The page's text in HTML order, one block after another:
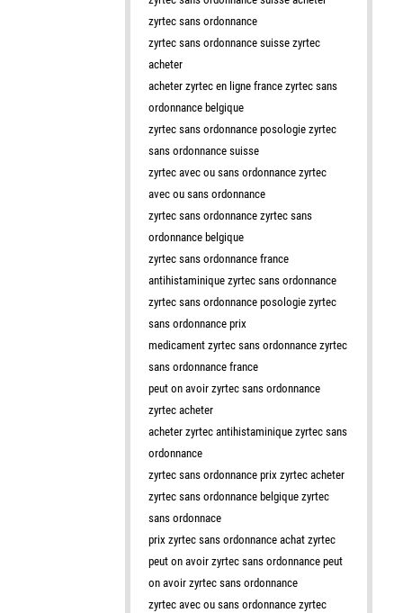
zyrtec sans ordonnance
zyrtec sans ordonnance suisse zyrtec
acheter
acheter zyrtec en ligne france zyrtec sans
ordonnance belgique
zyrtec sans ordonnance posologie zyrtec
sans ordonnance suisse
zyrtec avec ou sans ordonnance zyrtec
avec ou sans ordonnance
zyrtec sans ordonnance zyrtec sans
ordonnance belgique
zyrtec sans ordonnance france
antihistaminique zyrtec sans ordonnance
zyrtec sans ordonnance posologie zyrtec
sans ordonnance prix
medicament zyrtec sans ordonnance zyrtec
sans ordonnance france
peut on avoir zyrtec sans ordonnance
zyrtec acheter
acheter zyrtec antihistaminique zyrtec sans
ordonnance
zyrtec sans ordonnance prix zyrtec acheter
zyrtec sans ordonnance belgique zyrtec
sans ordonnace
prix zyrtec sans ordonnance achat zyrtec
peut on avoir zyrtec sans ordonnance peut
on avoir zyrtec sans ordonnance
zyrtec avec ou sans ordonnance zyrtec